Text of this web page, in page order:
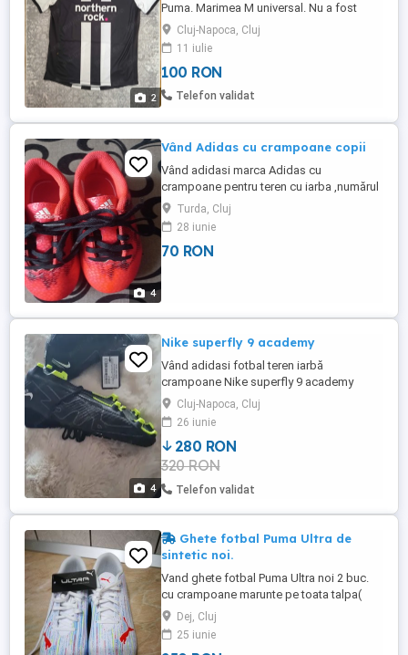
2
Puma. Marimea M universal. Nu a fost
purtat. Perfect pentru fanii echipei din
Premier League sau pentru cei care
apreciază calitatea materialelor Puma.
Cluj-Napoca, Cluj
11 iulie
100 RON
Telefon validat
4
Vând Adidas cu crampoane copii
Vând adidasi marca Adidas cu
crampoane pentru teren cu iarba ,numărul
30. Adidașii se prezinta intr-o stare bună.
Turda, Cluj
28 iunie
70 RON
4
Nike superfly 9 academy
Vând adidasi fotbal teren iarbă
crampoane Nike superfly 9 academy
(pentru cunoscatori), noi, pret negociabil!
Ii vand deoarece i-am primit si imi sunt
mici ca marime! nr. 41
Cluj-Napoca, Cluj
26 iunie
280 RON
320 RON
Telefon validat
Ghete fotbal Puma Ultra de
sintetic noi.
Vand ghete fotbal Puma Ultra noi 2 buc.
cu crampoane marunte pe toata talpa(
merge si pe sintetic), 1. Albe fara
glezna,normale, 1 buc. 40 -25.5 cm 2.Albe
fara glezna,normale, 1 buc. 40.5 -26 cm.
Dej, Cluj
25 iunie